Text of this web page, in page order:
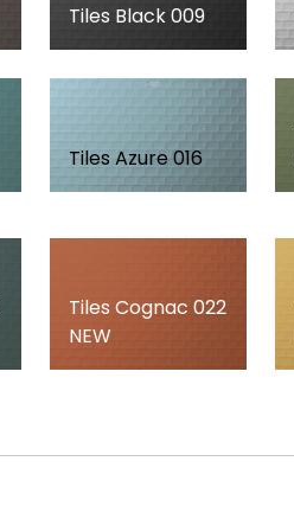
Tiles Black 009
Tiles Azure 016
Tiles Cognac 022
NEW